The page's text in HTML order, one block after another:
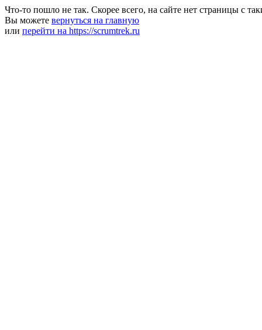
Что-то пошло не так. Скорее всего, на сайте нет страницы с
Вы можете вернуться на главную
или перейти на https://scrumtrek.ru